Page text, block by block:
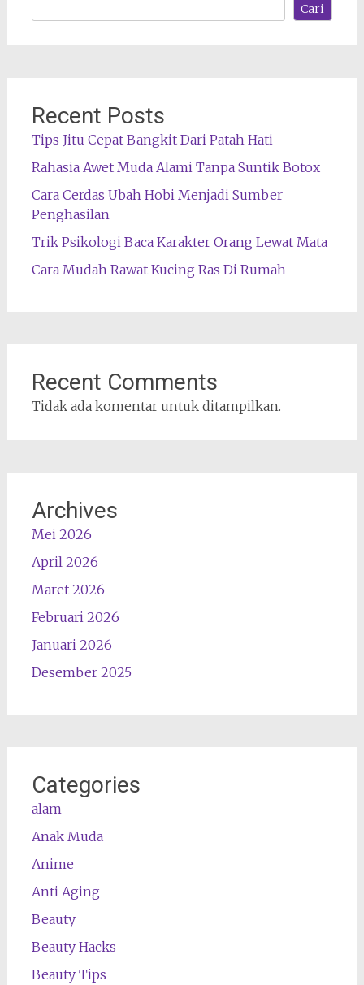
Cari
Recent Posts
Tips Jitu Cepat Bangkit Dari Patah Hati
Rahasia Awet Muda Alami Tanpa Suntik Botox
Cara Cerdas Ubah Hobi Menjadi Sumber
Penghasilan
Trik Psikologi Baca Karakter Orang Lewat Mata
Cara Mudah Rawat Kucing Ras Di Rumah
Recent Comments
Tidak ada komentar untuk ditampilkan.
Archives
Mei 2026
April 2026
Maret 2026
Februari 2026
Januari 2026
Desember 2025
Categories
alam
Anak Muda
Anime
Anti Aging
Beauty
Beauty Hacks
Beauty Tips